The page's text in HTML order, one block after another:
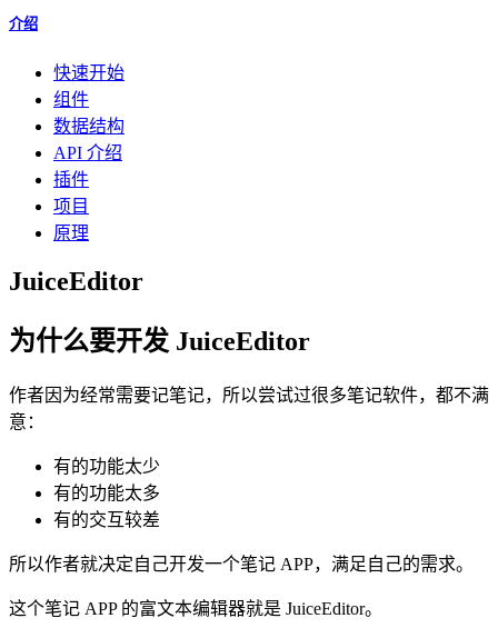
介绍
快速开始
组件
数据结构
API 介绍
插件
项目
原理
JuiceEditor
为什么要开发 JuiceEditor
作者因为经常需要记笔记，所以尝试过很多笔记软件，都不满
意：
有的功能太少
有的功能太多
有的交互较差
所以作者就决定自己开发一个笔记 APP，满足自己的需求。
这个笔记 APP 的富文本编辑器就是 JuiceEditor。